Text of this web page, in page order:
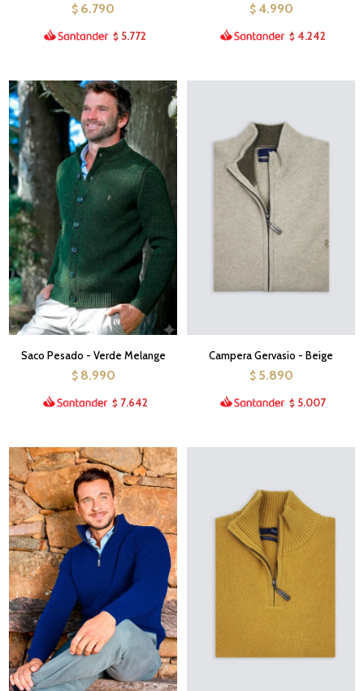
$ 6.790
$ 5.772
$ 4.990
$ 4.242
Saco Pesado - Verde Melange
$ 8.990
$ 7.642
Campera Gervasio - Beige
$ 5.890
$ 5.007